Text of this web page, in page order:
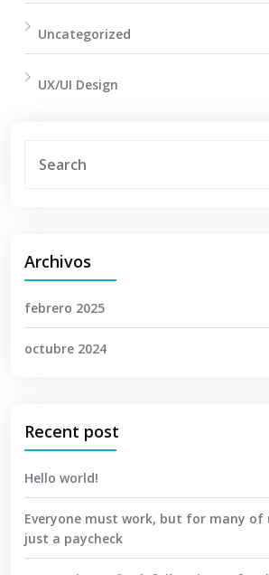
Uncategorized
UX/UI Design
Archivos
febrero 2025
octubre 2024
Recent post
Hello world!
Everyone must work, but for many of
just a paycheck